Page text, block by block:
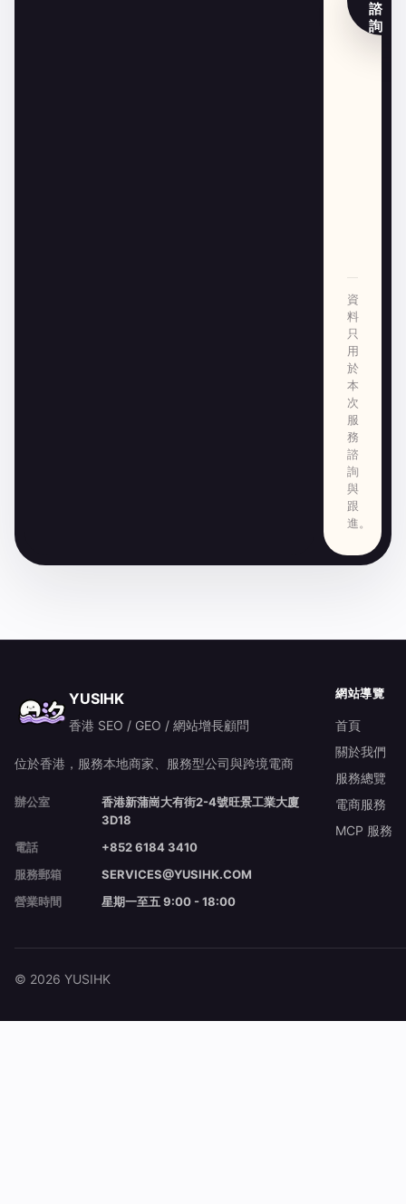
諮
詢
資
料
只
用
於
本
次
服
務
諮
詢
與
跟
進。
YUSIHK
香港 SEO / GEO / 網站增長顧問
位於香港，服務本地商家、服務型公司與跨境電商
辦公室
香港新蒲崗大有街2-4號旺景工業大廈
3D18
電話
+852 6184 3410
服務郵箱
SERVICES@YUSIHK.COM
營業時間
星期一至五 9:00 - 18:00
網站導覽
首頁
關於我們
服務總覽
電商服務
MCP 服務
© 2026 YUSIHK